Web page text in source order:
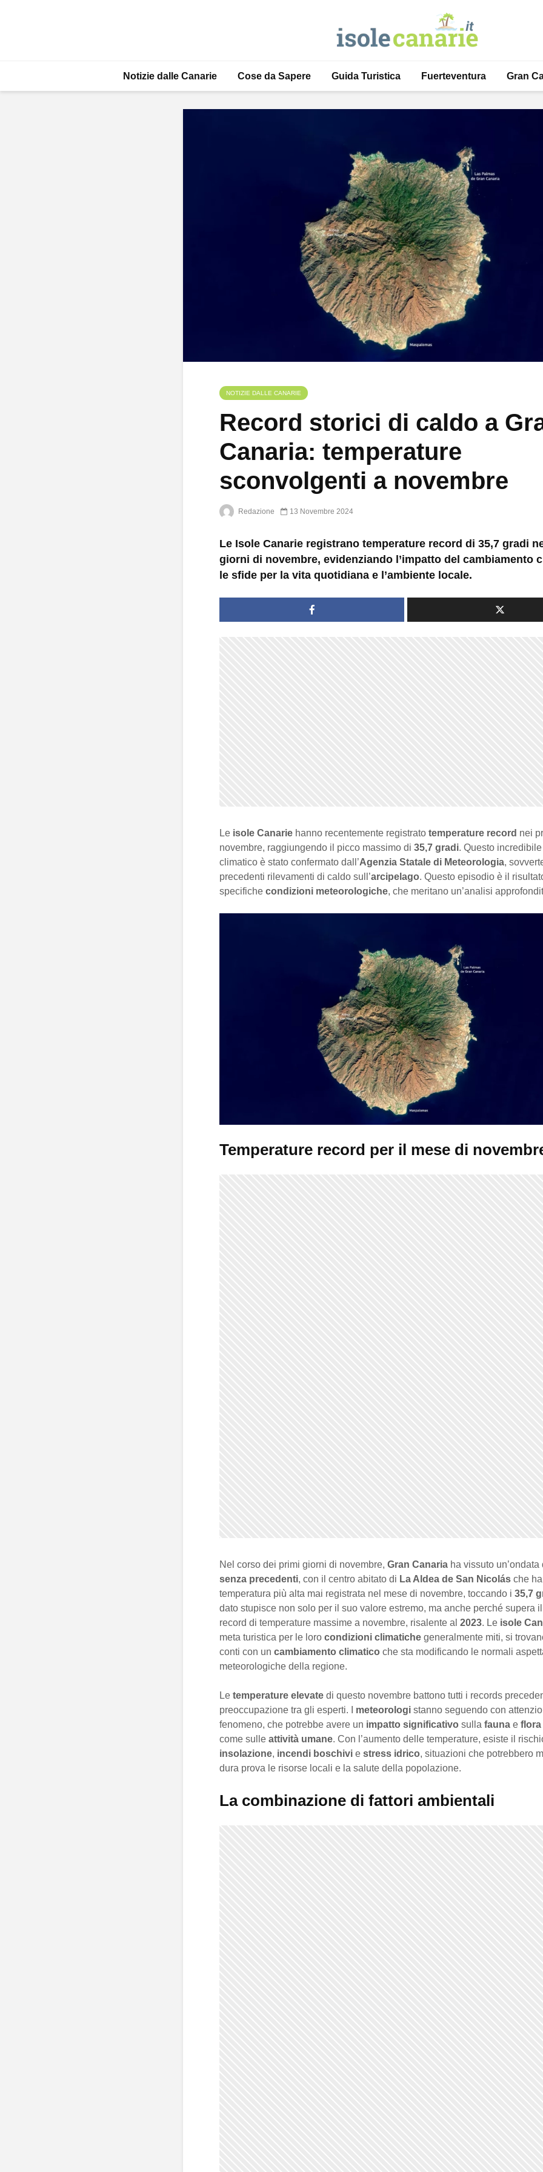
Notizie dalle Canarie Cose da Sapere Guida Turistica Fuerteventura Gran
NOTIZIE DALLE CANARIE
Record storici di caldo a
Canaria: temperature
sconvolgenti a novembre
Redazione 13 Novembre 2024
Le Isole Canarie registrano temperature record di 35,7 gradi
giorni di novembre, evidenziando l’impatto del cambiamento
le sfide per la vita quotidiana e l’ambiente locale.
Le isole Canarie hanno recentemente registrato temperature record nei
novembre, raggiungendo il picco massimo di 35,7 gradi. Questo
climatico è stato confermato dall’Agenzia Statale di Meteorologia,
precedenti rilevamenti di caldo sull’arcipelago. Questo episodio è il
specifiche condizioni meteorologiche, che meritano un’analisi
Temperature record per il mese di
Nel corso dei primi giorni di novembre, Gran Canaria ha vissuto
senza precedenti, con il centro abitato di La Aldea de San Nicolás che
temperatura più alta mai registrata nel mese di novembre, toccando i 35,7
dato stupisce non solo per il suo valore estremo, ma anche perché supera
record di temperature massime a novembre, risalente al 2023. Le isole
meta turistica per le loro condizioni climatiche generalmente miti, si
conti con un cambiamento climatico che sta modificando le normali
meteorologiche della regione.
Le temperature elevate di questo novembre battono tutti i records
preoccupazione tra gli esperti. I meteorologi stanno seguendo con
fenomeno, che potrebbe avere un impatto significativo sulla fauna e flora
come sulle attività umane. Con l’aumento delle temperature, esiste il
insolazione, incendi boschivi e stress idrico, situazioni che potrebbero
dura prova le risorse locali e la salute della popolazione.
La combinazione di fattori ambientali